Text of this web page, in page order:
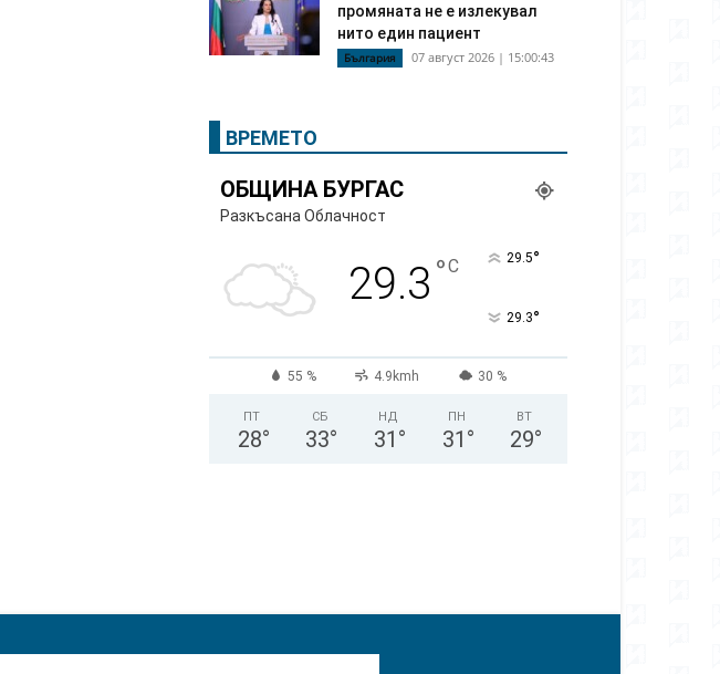
промяната не е излекувал
нито един пациент
България 07 август 2026 | 15:00:43
ВРЕМЕТО
ОБЩИНА БУРГАС
Разкъсана Облачност
29.3 °C 29.5°
29.3°
55 % 4.9kmh 30 %
ПТ
28°
СБ
33°
НД
31 °
ПН
31 °
ВТ
29°